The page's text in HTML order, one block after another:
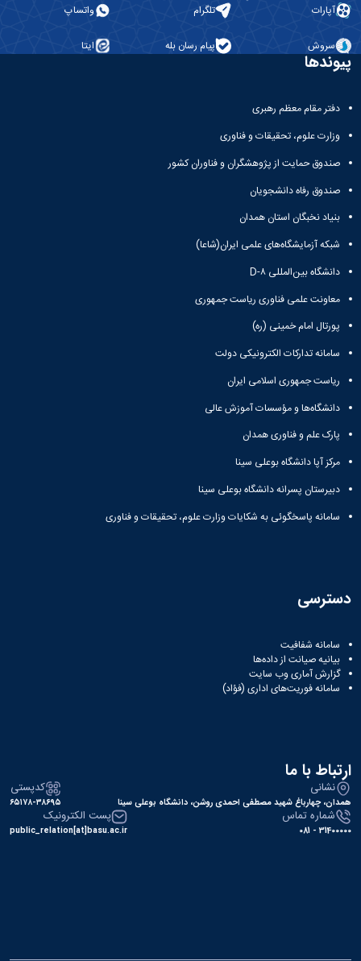
آپارات تلگرام واتساپ
سروش پیام رسان بله ایتا
پیوندها
دفتر مقام معظم رهبری
وزارت علوم، تحقیقات و فناوری
صندوق حمایت از پژوهشگران و فناوران کشور
صندوق رفاه دانشجویان
بنیاد نخبگان استان همدان
شبکه آزمایشگاه‌های علمی ایران(شاعا)
دانشگاه بین‌المللی D-۸
معاونت علمی فناوری ریاست جمهوری
پورتال امام خمینی (ره)
سامانه تدارکات الکترونیکی دولت
ریاست جمهوری اسلامی ایران
دانشگاه‌ها و مؤسسات آموزش عالی
پارک علم و فناوری همدان
مرکز آپا دانشگاه بوعلی سینا
دبیرستان پسرانه دانشگاه بوعلی سینا
سامانه پاسخگوئی به شکایات وزارت علوم، تحقیقات و فناوری
دسترسی
سامانه شفافیت
بیانیه صیانت از داده‌ها
گزارش آماری وب‌ سایت
سامانه فوریت‌های اداری (فؤاد)
ارتباط با ما
نشانی
همدان، چهارباغ شهید مصطفی احمدی روشن، دانشگاه بوعلی سینا
کدپستی
۶۵۱۷۸-۳۸۶۹۵
شماره تماس
31400000 - 081
پست الکترونیک
public_relation[at]basu.ac.ir